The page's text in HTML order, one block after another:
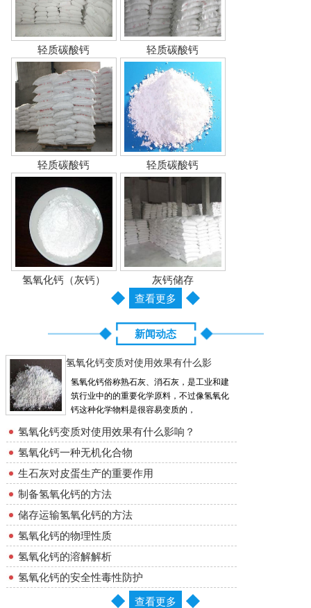
轻质碳酸钙 轻质碳酸钙
轻质碳酸钙 轻质碳酸钙
氢氧化钙（灰钙）
灰钙储存
查看更多
新闻动态
氢氧化钙变质对使用效果有什么影
氢氧化钙俗称熟石灰、消石灰，是工业和建
筑行业中的的重要化学原料，不过像氢氧化
钙这种化学物料是很容易变质的，
氢氧化钙变质对使用效果有什么影响？
氢氧化钙一种无机化合物
生石灰对皮蛋生产的重要作用
制备氢氧化钙的方法
储存运输氢氧化钙的方法
氢氧化钙的物理性质
氢氧化钙的溶解解析
氢氧化钙的安全性毒性防护
查看更多